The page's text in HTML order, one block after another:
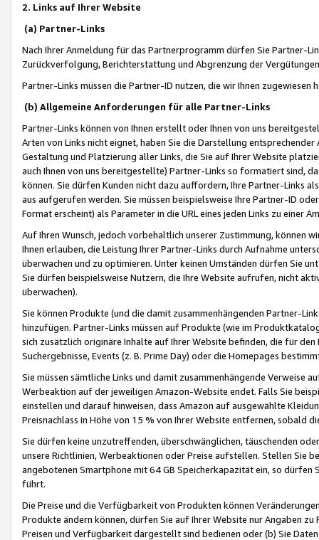
2. Links auf Ihrer Website
(a) Partner-Links
Nach Ihrer Anmeldung für das Partnerprogramm dürfen Sie Partner-
Zurückverfolgung, Berichterstattung und Abgrenzung der
Partner-Links müssen die Partner-ID nutzen, die wir Ihnen zugewiesen
(b) Allgemeine Anforderungen für alle Partner-Links
Partner-Links können von Ihnen erstellt oder Ihnen von uns
Arten von Links nicht eignet, haben Sie die Darstellung
Gestaltung und Platzierung aller Links, die Sie auf Ihrer Website
auch Ihnen von uns bereitgestellte) Partner-Links so formatiert sind,
können. Sie dürfen Kunden nicht dazu auffordern, Ihre Partner-Links
aus aufgerufen werden. Sie müssen beispielsweise Ihre Partner-ID
Format erscheint) als Parameter in die URL eines jeden Links zu einer
Auf Ihren Wunsch, jedoch vorbehaltlich unserer Zustimmung, können
Ihnen erlauben, die Leistung Ihrer Partner-Links durch Aufnahme
überwachen und zu optimieren. Unter keinen Umständen dürfen Sie
Sie dürfen beispielsweise Nutzern, die Ihre Website aufrufen, nicht
überwachen).
Sie können Produkte (und die damit zusammenhängenden Partner-
hinzufügen. Partner-Links müssen auf Produkte (wie im
sich zusätzlich originäre Inhalte auf Ihrer Website befinden, die für
Suchergebnisse, Events (z. B. Prime Day) oder die Homepages
Sie müssen sämtliche Links und damit zusammenhängende
Werbeaktion auf der jeweiligen Amazon-Website endet. Falls Sie
einstellen und darauf hinweisen, dass Amazon auf ausgewählte
Preisnachlass in Höhe von 15 % von Ihrer Website entfernen, sobald
Sie dürfen keine unzutreffenden, überschwänglichen, täuschenden
unsere Richtlinien, Werbeaktionen oder Preise aufstellen. Stellen Sie
angebotenen Smartphone mit 64 GB Speicherkapazität ein, so dürfen
führt.
Die Preise und die Verfügbarkeit von Produkten können
Produkte ändern können, dürfen Sie auf Ihrer Website nur Angaben
Preisen und Verfügbarkeit dargestellt sind bedienen oder (b) Sie